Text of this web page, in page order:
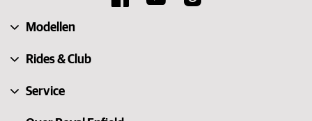
Modellen
Rides & Club
Service